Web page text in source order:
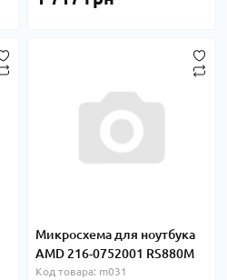
Микросхема для ноутбука
AMD 216-0752001 RS880M
Код товара: m031